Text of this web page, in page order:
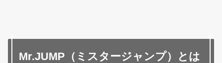
Mr.JUMP（ミスタージャンプ）とは